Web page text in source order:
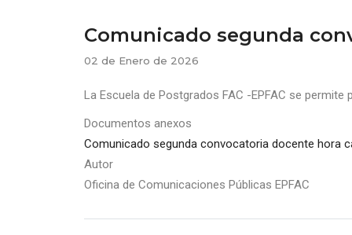
Comunicado segunda
02 de Enero de 2026
La Escuela de Postgrados FAC -EPFAC se
Documentos anexos
Comunicado segunda convocatoria docente hora
Autor
Oficina de Comunicaciones Públicas EPFAC